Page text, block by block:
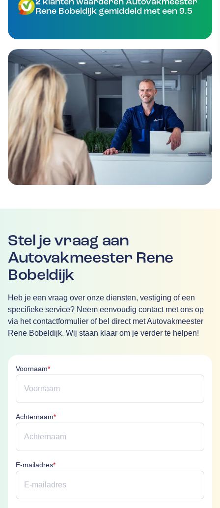
Rene Bobeldijk gemiddeld met een 9.5
Stel je vraag aan
Autovakmeester Rene
Bobeldijk
Heb je een vraag over onze diensten, vestiging of een
specifieke service? Neem eenvoudig contact met ons op
via het contactformulier of bel direct met Autovakmeester
Rene Bobeldijk. Wij staan klaar om je verder te helpen!
Voornaam*Voornaam is verplicht
Achternaam*Achternaam is verplicht
E-mailadres*E-mailadres is verplicht